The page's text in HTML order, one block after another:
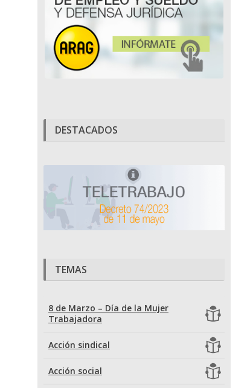
DESTACADOS
TEMAS
8 de Marzo – Día de la Mujer
Trabajadora
Acción sindical
Acción social